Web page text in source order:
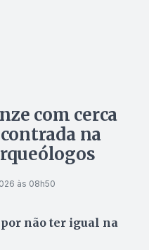
com cerca
na
às 08h50
não ter igual na